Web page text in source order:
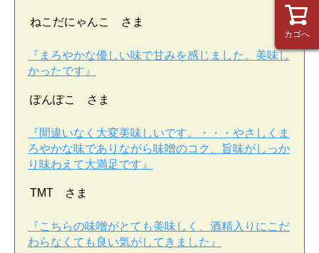
ねこだにゃんこ さま
『まろやかな優しい味で甘みを感じました。美味し
かったです』
ぽんぽこ さま
『間違いなく大変美味しいです。・・・やさしくま
ろやかな味でありながら味噌のコク、旨味がしっか
り味わえて大満足です』
TMT さま
『こちらの味噌がとても美味しく、酒精入りにこだ
わらなくても良い気がしてきました』
カゴへ